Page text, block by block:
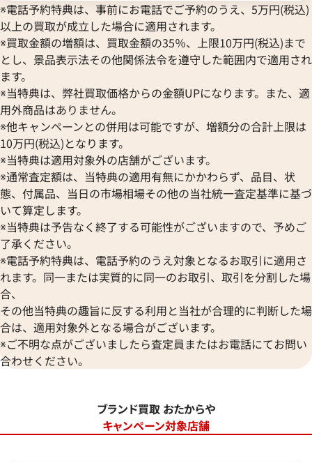
※電話予約特典は、事前にお電話でご予約のうえ、5万円(税込)
以上の買取が成立した場合に適用されます。
※買取金額の増額は、買取金額の35％、上限10万円(税込)まで
とし、景品表示法その他関係法令を遵守した範囲内で適用され
ます。
※当特典は、弊社買取価格からの金額UPになります。また、適
用外商品はありません。
※他キャンペーンとの併用は可能ですが、増額分の合計上限は
10万円(税込)となります。
※当特典は適用対象外の店舗がございます。
※通常査定額は、当特典の適用有無にかかわらず、品目、状
態、付属品、当日の市場相場その他の当社統一査定基準に基づ
いて算定します。
※当特典は予告なく終了する可能性がございますので、予めご
了承ください。
※電話予約特典は、電話予約のうえ対象となるお取引に適用さ
れます。同一または実質的に同一のお取引、取引を分割した場
合、
その他当特典の趣旨に反する利用と当社が合理的に判断した場
合は、適用対象外となる場合がございます。
※ご不明な点がございましたら査定員またはお電話にてお問い
合わせください。
ブランド買取 おたからや
キャンペーン対象店舗